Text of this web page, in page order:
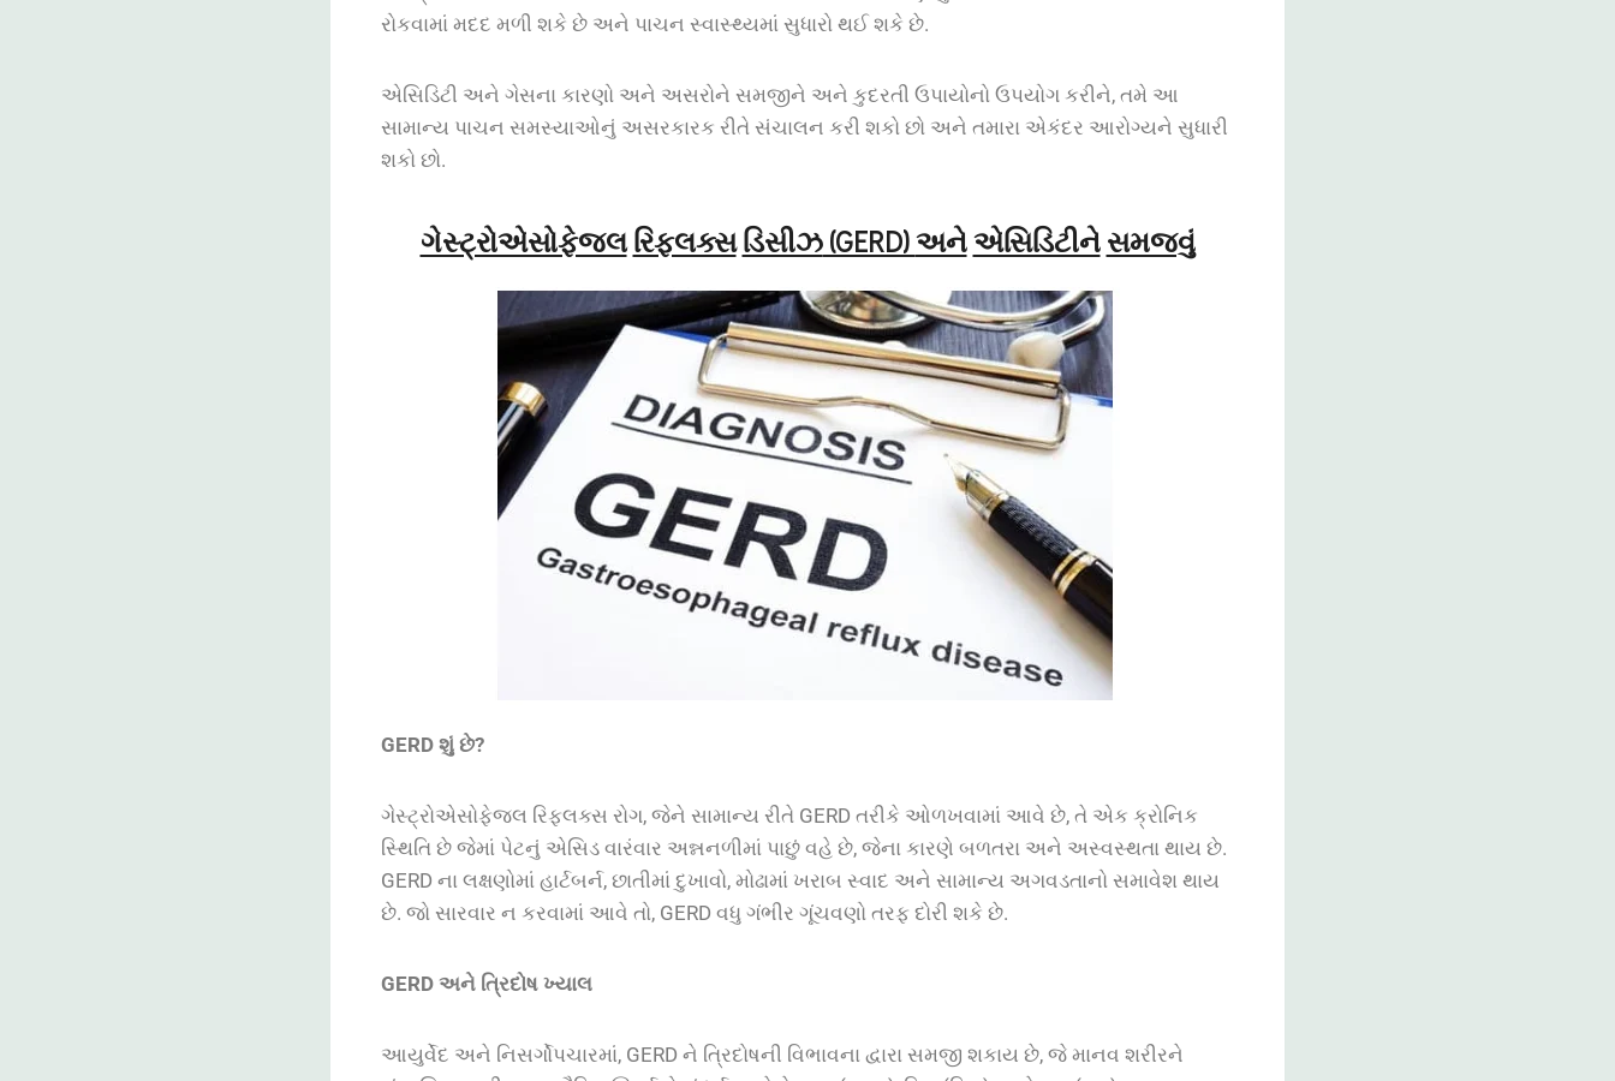
રોકવામાં મદદ મળી શકે છે અને પાચન સ્વાસ્થ્યમાં સુધારો થઈ શકે છે.
એસિડિટી અને ગેસના કારણો અને અસરોને સમજીને અને કુદરતી ઉપાયોનો ઉપયોગ કરીને, તમે આ
સામાન્ય પાચન સમસ્યાઓનું અસરકારક રીતે સંચાલન કરી શકો છો અને તમારા એકંદર આરોગ્યને સુધારી
શકો છો.
ગેસ્ટ્રોએસોફેજલ રિફ્લક્સ ડિસીઝ(GERD)અનેએસિડિટીને સમજવું
GERD શું છે?
ગેસ્ટ્રોએસોફેજલ રિફ્લક્સ રોગ, જેને સામાન્ય રીતે GERD તરીકે ઓળખવામાં આવે છે, તે એક ક્રોનિક
સ્થિતિ છે જેમાં પેટનું એસિડ વારંવાર અન્નનળીમાં પાછું વહે છે, જેના કારણે બળતરા અને અસ્વસ્થતા થાય છે.
GERD ના લક્ષણોમાં હાર્ટબર્ન, છાતીમાં દુખાવો, મોઢામાં ખરાબ સ્વાદ અને સામાન્ય અગવડતાનો સમાવેશ થાય
છે. જો સારવાર ન કરવામાં આવે તો, GERD વધુ ગંભીર ગૂંચવણો તરફ દોરી શકે છે.
GERD અને ત્રિદોષ ખ્યાલ
આયુર્વેદ અને નિસર્ગોપચારમાં, GERD ને ત્રિદોષની વિભાવના દ્વારા સમજી શકાય છે, જે માનવ શરીરને